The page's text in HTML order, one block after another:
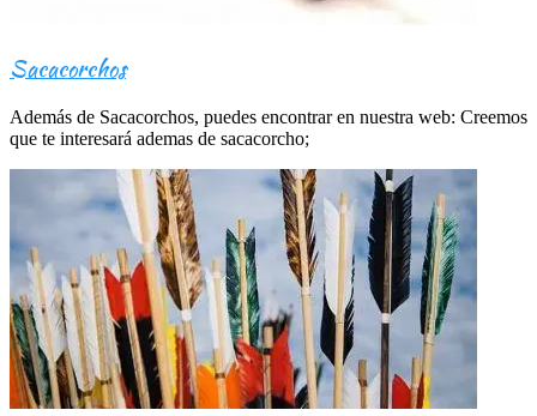
Sacacorchos
Además de Sacacorchos, puedes encontrar en nuestra web: Creemos
que te interesará ademas de sacacorcho;